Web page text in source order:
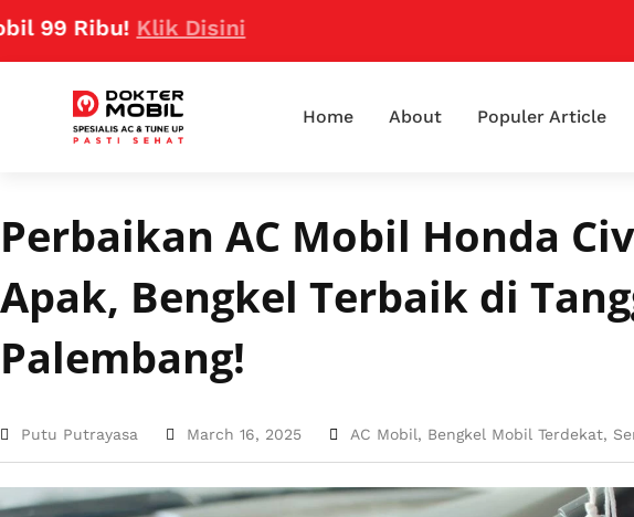
Klik Disini
Home About Populer Article
Perbaikan AC Mobil Honda
Apak, Bengkel Terbaik di
Palembang!
Putu Putrayasa March 16, 2025 AC Mobil, Bengkel Mobil Terdekat,